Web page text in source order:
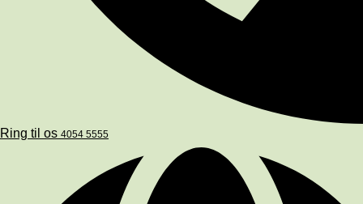
Ring til os 4054 5555